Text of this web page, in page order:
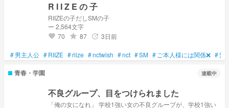
R I I Z E の 子
RIIZEの子だしSMの子
ー 2,564文字
favorite 70 grade 87 update 3日前
#男主人公 #RIIZE #riize #nctwish #nct #SM # ご本人様には関係❌ #愛
青春・学園 連載中
不良グループ、目をつけられました
「俺の女になれ」 学校1強い女の不良グループが、学校1強い